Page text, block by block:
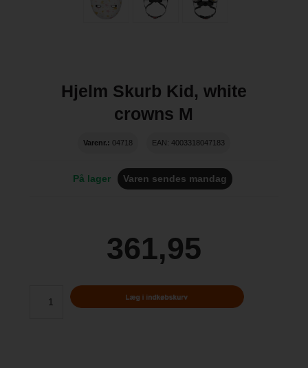
Hjelm Skurb Kid, white
crowns M
Varenr.: 04718 EAN: 4003318047183
På lager Varen sendes mandag
361,95